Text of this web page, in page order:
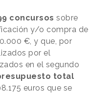
concursos sobre
y/o compra de
€, y que, por
por el
en el segundo
total
euros que se